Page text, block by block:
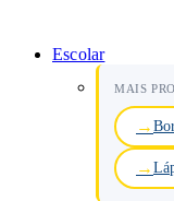
Escolar
MAIS